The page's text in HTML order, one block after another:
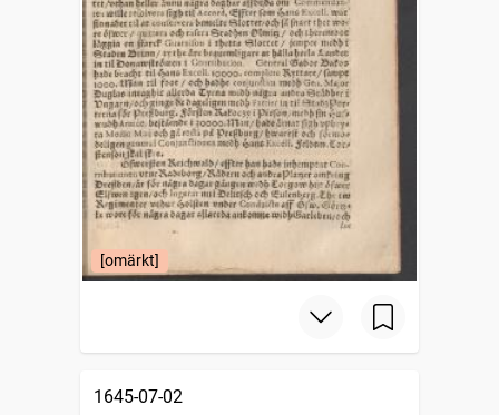
[omärkt]
1645-07-02